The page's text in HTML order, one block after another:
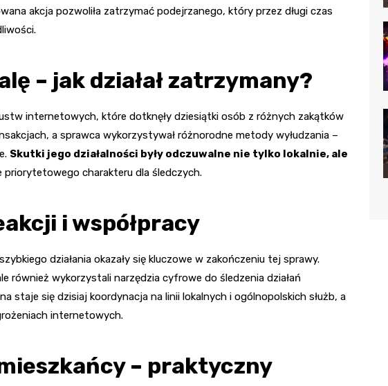
akcja pozwoliła zatrzymać podejrzanego, który przez długi czas
– jak działał zatrzymany?
internetowych, które dotknęły dziesiątki osób z różnych zakątków
a sprawca wykorzystywał różnorodne metody wyłudzania –
Skutki jego działalności były odczuwalne nie tylko lokalnie, ale
priorytetowego charakteru dla śledczych.
i współpracy
działania okazały się kluczowe w zakończeniu tej sprawy.
również wykorzystali narzędzia cyfrowe do śledzenia działań
staje się dzisiaj koordynacja na linii lokalnych i ogólnopolskich służb, a
internetowych.
– praktyczny